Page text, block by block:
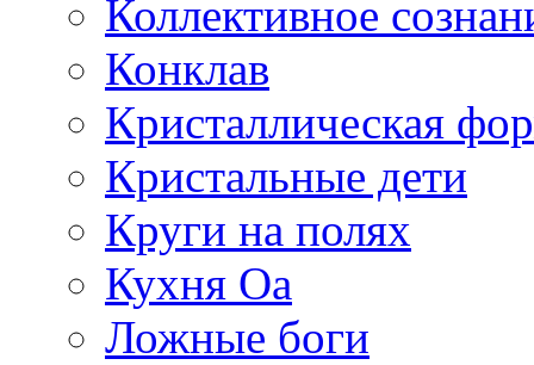
Коллективное
Конклав
Кристаллическая
Кристальные дети
Круги на полях
Кухня Оа
Ложные боги